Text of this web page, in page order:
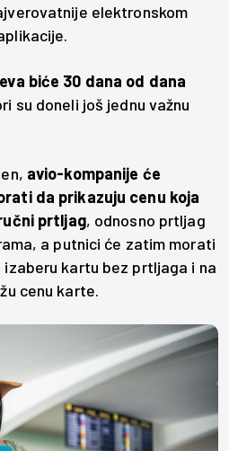
elektronskom
biće 30 dana od dana
su doneli još jednu važnu
avio-kompanije će
da prikazuju cenu koja
prtljag, odnosno prtljag
a putnici će zatim morati
kartu bez prtljaga i na
cenu karte.